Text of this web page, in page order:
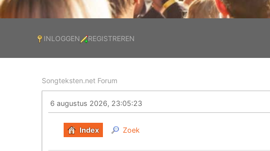
INLOGGEN REGISTREREN
Songteksten.net Forum
6 augustus 2026, 23:05:23
Index Zoek